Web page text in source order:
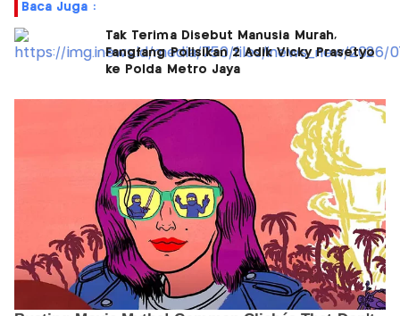
Baca Juga :
Tak Terima Disebut Manusia Murah,
Fangfang Polisikan 2 Adik Vicky Prasetyo
ke Polda Metro Jaya